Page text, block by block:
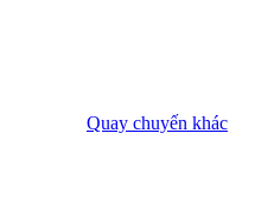
Quay chuyến khác